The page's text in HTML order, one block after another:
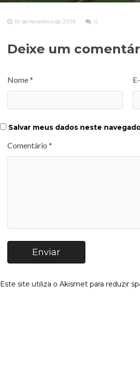
19 de fevereiro de 2016 0
Deixe um
Nome *
Salvar meus dados neste
Comentário *
Enviar
Este site utiliza o Akismet para reduzir